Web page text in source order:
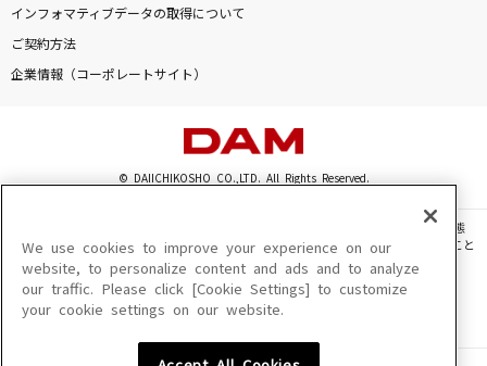
インフォマティブデータの取得について
ご契約方法
企業情報（コーポレートサイト）
© DAIICHIKOSHO CO.,LTD. All Rights Reserved.
このサイトに掲載されている一切の文章・画像・写真・動画・音声等を、手段や形態
を問わず、著作権法の定める範囲を超えて無断で複製、転載、ファイル化などすること
を禁じます。
楽曲及びコンテンツは、機種によりご利用いただけない場合があります。
楽曲及びコンテンツの配信日、配信内容が変更になる場合があります。
We use cookies to improve your experience on our
website, to personalize content and ads and to analyze
our traffic. Please click [Cookie Settings] to customize
your cookie settings on our website.